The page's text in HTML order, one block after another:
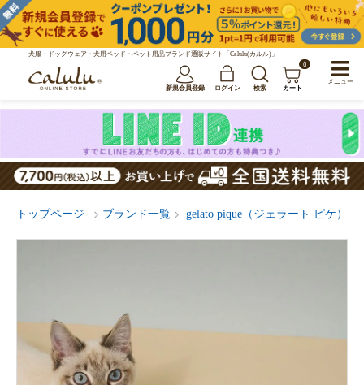
犬服・ドッグウェア・犬用ベッド・ペット用品ブランド通販サイト「Calulu(カルル)」
新規会員登録 ログイン 検索
0
カート
トップページ ブランド一覧 gelato pique（ジェラート ピケ）
メニュー